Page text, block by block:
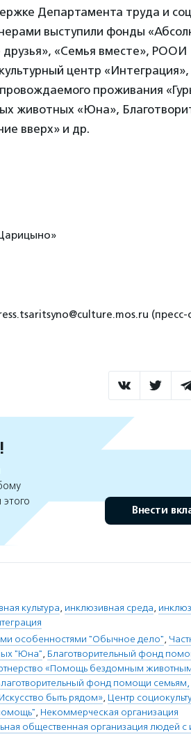
Департамента труда и
выступили фонды
«Семья вместе», РООИ
центр «Интеграция»,
проживания
животных «Юна»,
вверх» и др.
Внести
культура, инклюзивная среда,
особенностями "Обычное дело",
"Юна", Благотворительный фонд
«Помощь бездомным
фонд помощи семьям,
быть рядом», Центр
, Некоммерческая организация
общественная организация людей с